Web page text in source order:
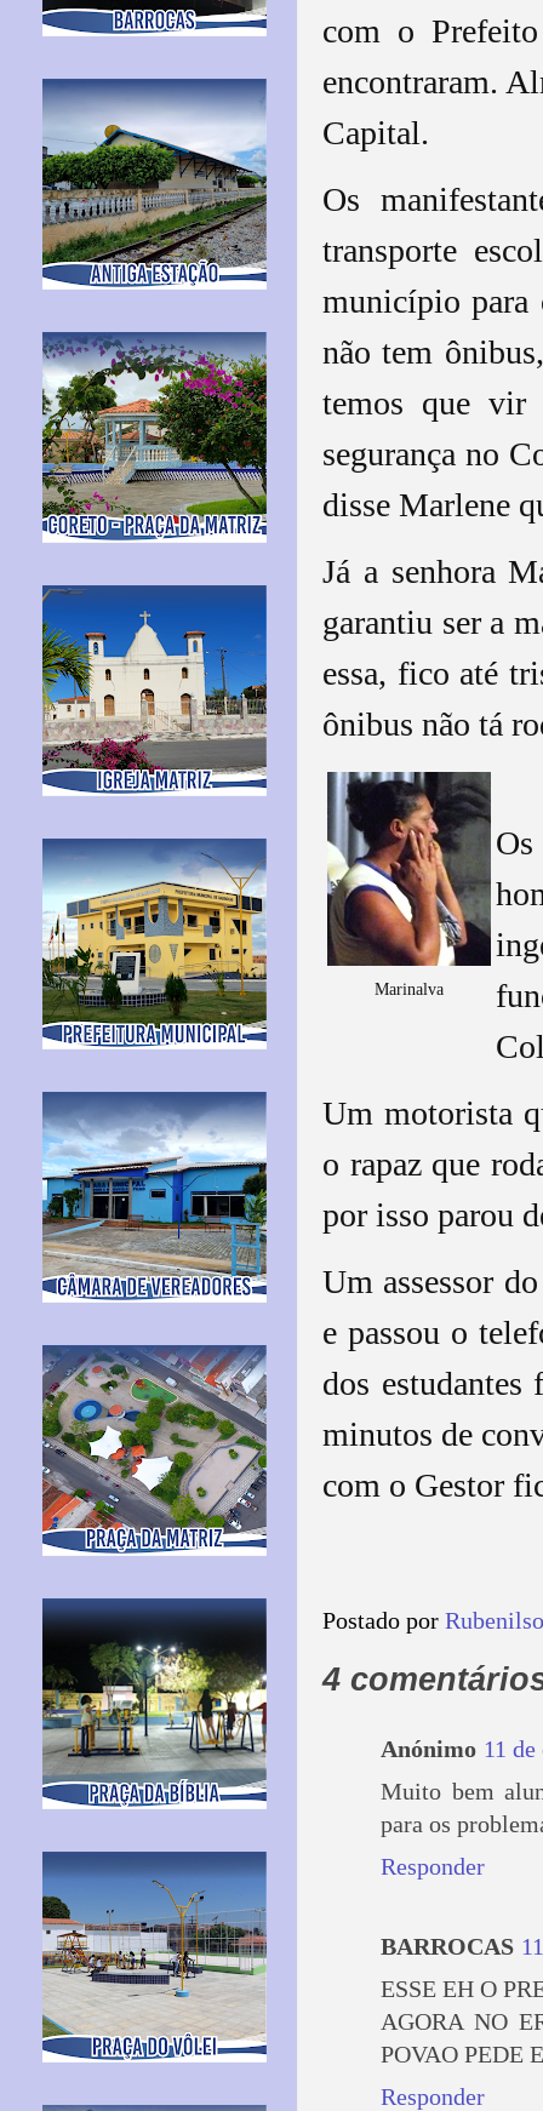
com o
encontraram.
Capital.
Os
transporte
município para
não tem
temos que vir
segurança no
disse Marlene
Já a senhora
garantiu ser a
essa, fico até
ônibus não tá
Marinalva
Um motorista
o rapaz que
por isso parou
Um assessor
e passou o
dos
minutos de
com o Gestor
Postado por
4
Anónimo 11
Muito bem
para os
Responder
BARROCAS
ESSE EH O
AGORA NO
POVAO PEDE
Responder